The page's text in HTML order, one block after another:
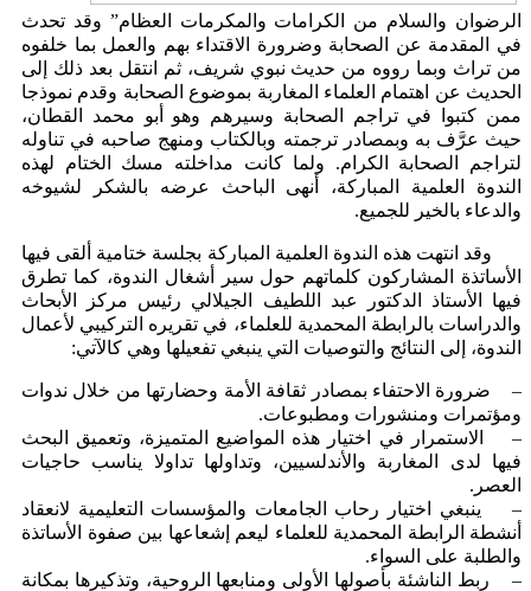
الرضوان والسلام من الكرامات والمكرمات العظام” وقد تحدث
في المقدمة عن الصحابة وضرورة الاقتداء بهم والعمل بما خلفوه
من تراث وبما رووه من حديث نبوي شريف، ثم انتقل بعد ذلك إلى
الحديث عن اهتمام العلماء المغاربة بموضوع الصحابة وقدم نموذجا
ممن كتبوا في تراجم الصحابة وسيرهم وهو أبو محمد القطان،
حيث عرَّف به وبمصادر ترجمته وبالكتاب ومنهج صاحبه في تناوله
لتراجم الصحابة الكرام. ولما كانت مداخلته مسك الختام لهذه
الندوة العلمية المباركة، أنهى الباحث عرضه بالشكر لشيوخه
والدعاء بالخير للجميع.
وقد انتهت هذه الندوة العلمية المباركة بجلسة ختامية ألقى فيها
الأساتذة المشاركون كلماتهم حول سير أشغال الندوة، كما تطرق
فيها الأستاذ الدكتور عبد اللطيف الجيلالي رئيس مركز الأبحاث
والدراسات بالرابطة المحمدية للعلماء، في تقريره التركيبي لأعمال
الندوة، إلى النتائج والتوصيات التي ينبغي تفعيلها وهي كالآتي:
– ضرورة الاحتفاء بمصادر ثقافة الأمة وحضارتها من خلال ندوات
ومؤتمرات ومنشورات ومطبوعات.
– الاستمرار في اختيار هذه المواضيع المتميزة، وتعميق البحث
فيها لدى المغاربة والأندلسيين، وتداولها تداولا يناسب حاجيات
العصر.
– ينبغي اختيار رحاب الجامعات والمؤسسات التعليمية لانعقاد
أنشطة الرابطة المحمدية للعلماء ليعم إشعاعها بين صفوة الأساتذة
والطلبة على السواء.
– ربط الناشئة بأصولها الأولى ومنابعها الروحية، وتذكيرها بمكانة